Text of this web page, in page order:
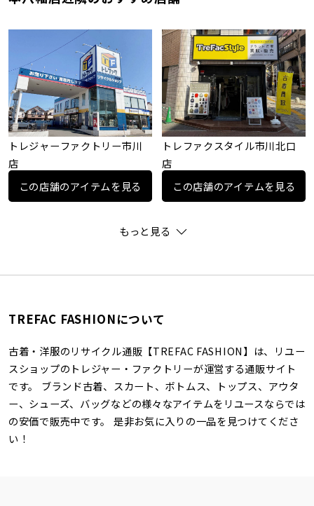
トレジャーファクトリー市川
店
この店舗のアイテムを見る
トレファクスタイル市川北口
店
この店舗のアイテムを見る
もっと見る
TREFAC FASHIONについて
古着・洋服のリサイクル通販【TREFAC FASHION】は、リユー
スショップのトレジャー・ファクトリーが運営する通販サイト
です。 ブランド古着、スカート、ボトムス、トップス、アウタ
ー、シューズ、バッグなどの様々なアイテムをリユースならでは
の安価で販売中です。 是非お気に入りの一品を見つけてくださ
い！